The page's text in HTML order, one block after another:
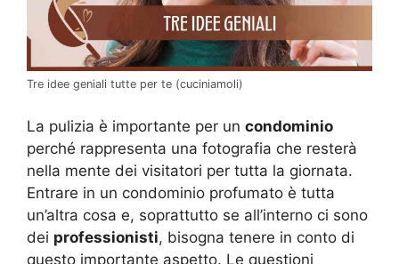
Tre idee geniali tutte per te (cuciniamoli)
La pulizia è importante per un condominio
perché rappresenta una fotografia che resterà
nella mente dei visitatori per tutta la giornata.
Entrare in un condominio profumato è tutta
un’altra cosa e, soprattutto se all’interno ci sono
dei professionisti, bisogna tenere in conto di
questo importante aspetto. Le questioni